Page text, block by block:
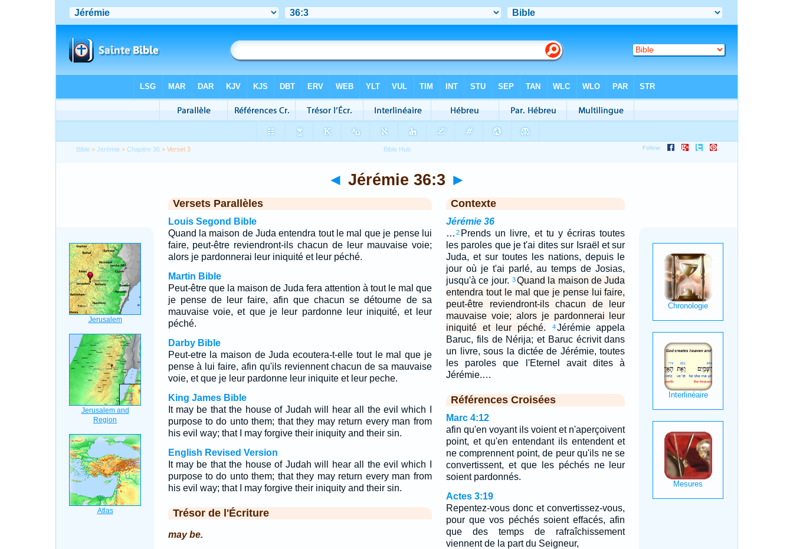
Bible >Jérémie >Chapitre 36 > Verset 3
◄ Jérémie 36:3 ►
Versets Parallèles
Louis Segond Bible
Quand la maison de Juda entendra tout le mal que je pense lui
faire, peut-être reviendront-ils chacun de leur mauvaise voie;
alors je pardonnerai leur iniquité et leur péché.
Martin Bible
Peut-être que la maison de Juda fera attention à tout le mal que
je pense de leur faire, afin que chacun se détourne de sa
mauvaise voie, et que je leur pardonne leur iniquité, et leur
péché.
Darby Bible
Peut-etre la maison de Juda ecoutera-t-elle tout le mal que je
pense à lui faire, afin qu'ils reviennent chacun de sa mauvaise
voie, et que je leur pardonne leur iniquite et leur peche.
King James Bible
It may be that the house of Judah will hear all the evil which I
purpose to do unto them; that they may return every man from
his evil way; that I may forgive their iniquity and their sin.
English Revised Version
It may be that the house of Judah will hear all the evil which I
purpose to do unto them; that they may return every man from
his evil way; that I may forgive their iniquity and their sin.
Trésor de l'Écriture
may be.
Contexte
Jérémie 36
… 2 Prends un livre, et tu y écriras toutes
les paroles que je t'ai dites sur Israël et sur
Juda, et sur toutes les nations, depuis le
jour où je t'ai parlé, au temps de Josias,
jusqu'à ce jour. 3Quand la maison de Juda
entendra tout le mal que je pense lui faire,
peut-être reviendront-ils chacun de leur
mauvaise voie; alors je pardonnerai leur
iniquité et leur péché.
4Jérémie appela
Baruc, fils de Nérija; et Baruc écrivit dans
un livre, sous la dictée de Jérémie, toutes
les paroles que l'Eternel avait dites à
Jérémie.…
Références Croisées
Marc 4:12
afin qu'en voyant ils voient et n'aperçoivent
point, et qu'en entendant ils entendent et
ne comprennent point, de peur qu'ils ne se
convertissent, et que les péchés ne leur
soient pardonnés.
Actes 3:19
Repentez-vous donc et convertissez-vous,
pour que vos péchés soient effacés, afin
que des temps de rafraîchissement
viennent de la part du Seigneur,